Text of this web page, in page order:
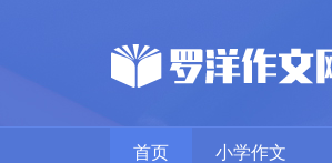
首页 小学作文